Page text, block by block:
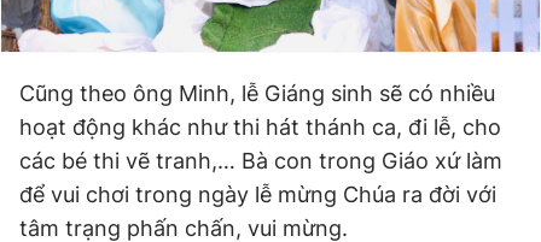
Cũng theo ông Minh, lễ Giáng sinh sẽ có nhiều
hoạt động khác như thi hát thánh ca, đi lễ, cho
các bé thi vẽ tranh,… Bà con trong Giáo xứ làm
để vui chơi trong ngày lễ mừng Chúa ra đời với
tâm trạng phấn chấn, vui mừng.